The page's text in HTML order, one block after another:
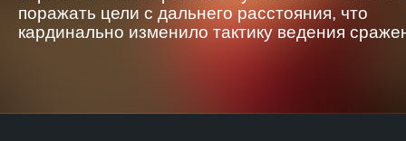
поражать цели с дальнего расстояния, что
кардинально изменило тактику ведения